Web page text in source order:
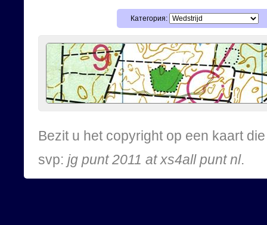
Категория:
Bezit u het copyright op een kaart
svp: jg punt 2011 at xs4all punt nl.